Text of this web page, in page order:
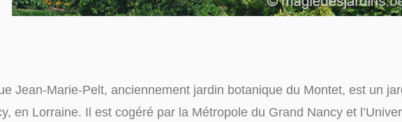
Jean-Marie-Pelt, anciennement jardin botanique du Montet, est un
en Lorraine. Il est cogéré par la Métropole du Grand Nancy et